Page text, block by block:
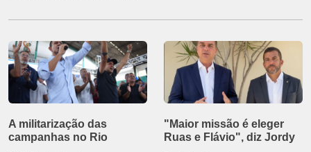
A militarização das
campanhas no Rio
"Maior missão é eleger
Ruas e Flávio", diz Jordy